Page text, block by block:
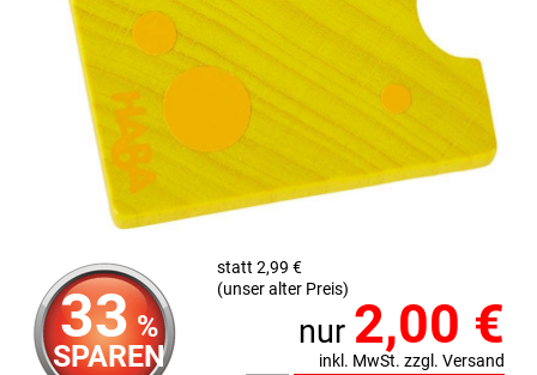
33 %
SPAREN
statt 2,99 €
(unser alter Preis)
nur 2,00 €
inkl. MwSt. zzgl. Versand